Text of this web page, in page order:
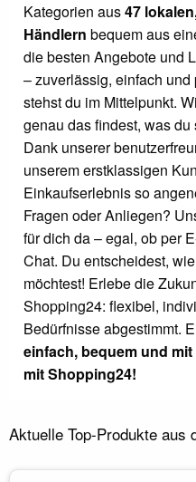
Kategorien aus47
Händlern bequem aus
die besten Angebote und
– zuverlässig, einfach
stehst du im Mittelpunkt.
genau das findest, was
Dank unserer
unserem erstklassigen
Einkaufserlebnis so
Fragen oder Anliegen?
für dich da – egal, ob per
Chat. Du entscheidest,
möchtest! Erlebe die
Shopping24: flexibel,
Bedürfnisse abgestimmt.
einfach, bequem und
mit Shopping24!
Aktuelle Top-Produkte aus